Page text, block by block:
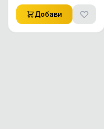
Добави